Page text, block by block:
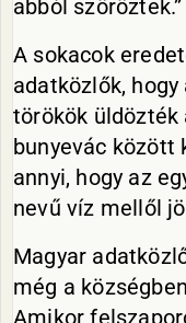
abból szöröztek.”
A sokacok
adatközlők,
törökök üldözték
bunyevác között
annyi, hogy az
nevű víz mellől
Magyar
még a